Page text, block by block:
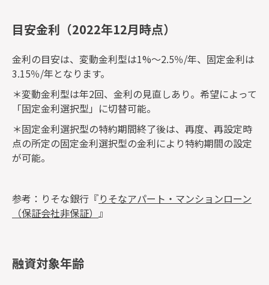
目安金利（2022年12月時点）
金利の目安は、変動金利型は1%～2.5％/年、固定金利は
3.15％/年となります。
＊変動金利型は年2回、金利の見直しあり。希望によって
「固定金利選択型」に切替可能。
＊固定金利選択型の特約期間終了後は、再度、再設定時
点の所定の固定金利選択型の金利により特約期間の設定
が可能。
参考：りそな銀行『りそなアパート・マンションローン
（保証会社非保証） 』
融資対象年齢